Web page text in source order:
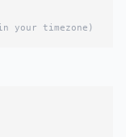
your timezone)